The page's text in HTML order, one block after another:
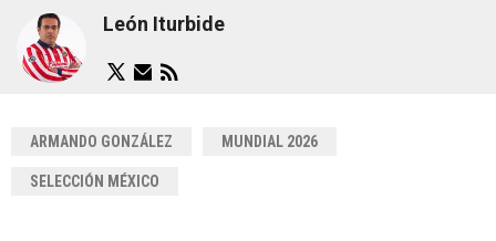
León Iturbide
ARMANDO GONZÁLEZ MUNDIAL 2026
SELECCIÓN MÉXICO